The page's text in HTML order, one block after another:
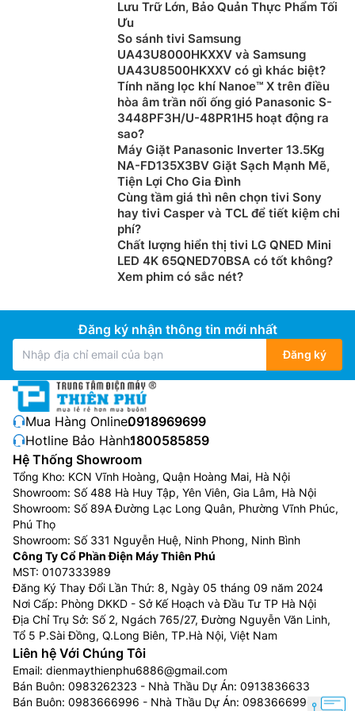
Không dây: Wi-Fi 802.11b/g/n
In: LPD, RAW, WSD-Print (IPv4,IPv6)
Dịch vụ ứng dụng TCP/IP: Bonjour(mDNS), HTTP, HTTPS,
POP before SMTP (IPv4,IPv6), DHCP, ARP+PING, Auto IP,
WINS (IPv4), DHCPv6 (IPv6)
Quản lý: SNMPv1, SNMPv3 (IPv4,IPv6)
Có dây: IP/Mac address filtering, HTTPS, SNMPv3,
IEEE802.1x, IPSEC
Không dây: WEP 64/128 bit, WPA-PSK (TKIP/AES), WPA2-
Các tính năng khác: Department ID, In bảo mật
Giải pháp in di động: Canon PRINT Business, Canon Print
Service, Google Cloud Print™, Apple® AirPrint®, Mopria®
Print Service
Hệ điều hành tương thích: Windows® 10, Windows® 8.1,
Windows® 7, Windows Server® 2019, Windows Server®
2016, Windows Server® 2012 R2, Windows Server® 2012,
Windows Server® 2008 R2, Windows Server® 2008,
:Mac® OS X 10.9.5 & up*1, Linux*1
Phần mềm đi kèm: Bộ cài máy in, Báo tình trạng mực
Bộ nhớ thiết bị: 1 GB
Màn hình LCD: LCD 5 dòng
Kích thước (W x D x H): 401 x 373 x 250mm
Trọng lượng: Xấp xỉ 8,8 kg
Tiêu thụ điện: Tối đa 1.330 W
Môi trường hoạt động
Thao tác dễ dàng trên màn hình LCD
Điều hướng và cấu hình các thiết lập trên máy in laser
đen trắng Canon LBP226DW dễ dàng với màn hình
LCD 5 dòng. Nhiều thông tin được thể hiện nhanh
chóng, tiện lợi cho việc quản lí và bảo trì thiết bị.
Tự do in không dây
Nhờ tính năng in qua mạng Wifi, bạn có thể dễ dàng
kết nối với máy in Canon mà không cần cắm dây
nguồn phức tạp. Không chỉ vậy, bạn cũng có thể sử
dụng máy tại văn phòng hay công ty mà không còn
phải phụ thuộc vào khoảng cách giữa máy in và máy
tính như những dòng máy in cũ trước đây.
Lưu Trữ Lớn, Bảo Quản Thực Phẩm Tối
Ưu
So sánh tivi Samsung
UA43U8000HKXXV và Samsung
UA43U8500HKXXV có gì khác biệt?
Tính năng lọc khí Nanoe™ X trên điều
hòa âm trần nối ống gió Panasonic S-
3448PF3H/U-48PR1H5 hoạt động ra
sao?
Máy Giặt Panasonic Inverter 13.5Kg
NA-FD135X3BV Giặt Sạch Mạnh Mẽ,
Tiện Lợi Cho Gia Đình
Cùng tầm giá thì nên chọn tivi Sony
hay tivi Casper và TCL để tiết kiệm chi
phí?
Chất lượng hiển thị tivi LG QNED Mini
LED 4K 65QNED70BSA có tốt không?
Xem phim có sắc nét?
Đăng ký nhận thông tin mới nhất
Đăng ký
Mua Hàng Online:0918969699
Hotline Bảo Hành:1800585859
Hệ Thống Showroom
Tổng Kho: KCN Vĩnh Hoàng, Quận Hoàng Mai, Hà Nội
Showroom: Số 488 Hà Huy Tập, Yên Viên, Gia Lâm, Hà Nội
Showroom: Số 89A Đường Lạc Long Quân, Phường Vĩnh Phúc,
Phú Thọ
Showroom: Số 331 Nguyễn Huệ, Ninh Phong, Ninh Bình
Công Ty Cổ Phần Điện Máy Thiên Phú
MST: 0107333989
Đăng Ký Thay Đổi Lần Thứ: 8, Ngày 05 tháng 09 năm 2024
Nơi Cấp: Phòng DKKD - Sở Kế Hoạch và Đầu Tư TP Hà Nội
Địa Chỉ Trụ Sở: Số 2, Ngách 765/27, Đường Nguyễn Văn Linh,
Tổ 5 P.Sài Đồng, Q.Long Biên, TP.Hà Nội, Việt Nam
Liên hệ Với Chúng Tôi
Email: dienmaythienphu6886@gmail.com
Bán Buôn: 0983262323 - Nhà Thầu Dự Án: 0913836633
Bán Buôn: 0983666996 - Nhà Thầu Dự Án: 0983666996